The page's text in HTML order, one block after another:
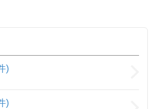
)
)